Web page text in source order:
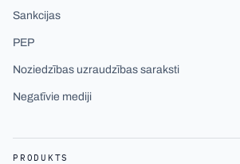
Sankcijas
PEP
Noziedzības uzraudzības saraksti
Negatīvie mediji
PRODUKTS